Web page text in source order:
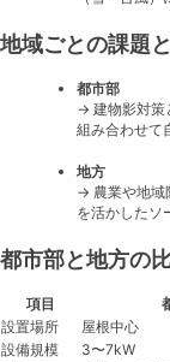
地域ごとの課題
都市部
→ 建物影対策
組み合わせて
地方
→ 農業や地域
を活かしたソ
都市部と地方の
項目
設置場所
屋根中心
設備規模
3〜7kW